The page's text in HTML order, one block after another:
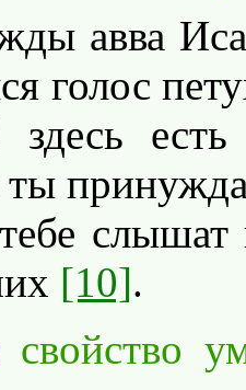
авва
голос
здесь
ты
слышат
[10].